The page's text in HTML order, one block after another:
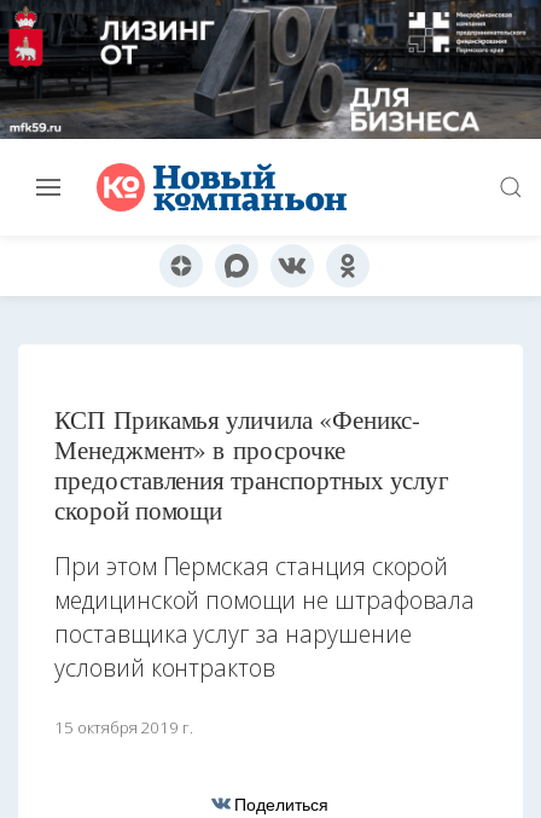
КСП Прикамья уличила «Феникс-
Менеджмент» в просрочке
предоставления транспортных услуг
скорой помощи
При этом Пермская станция скорой
медицинской помощи не штрафовала
поставщика услуг за нарушение
условий контрактов
15 октября 2019 г.
Поделиться